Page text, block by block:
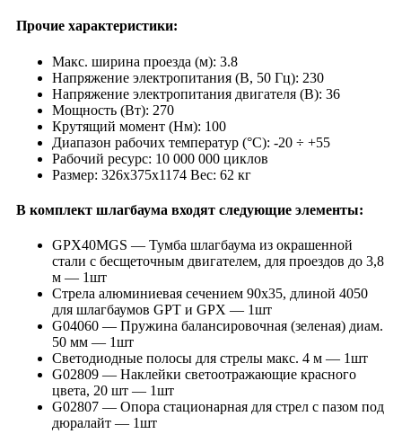
Прочие характеристики:
Макс. ширина проезда (м): 3.8
Напряжение электропитания (В, 50 Гц): 230
Напряжение электропитания двигателя (В): 36
Мощность (Вт): 270
Крутящий момент (Нм): 100
Диапазон рабочих температур (°C): -20 ÷ +55
Рабочий ресурс: 10 000 000 циклов
Размер: 326х375х1174 Вес: 62 кг
В комплект шлагбаума входят следующие элементы:
GPX40MGS — Тумба шлагбаума из окрашенной
стали с бесщеточным двигателем, для проездов до 3,8
м — 1шт
Стрела алюминиевая сечением 90х35, длиной 4050
для шлагбаумов GPT и GPX — 1шт
G04060 — Пружина балансировочная (зеленая) диам.
50 мм — 1шт
Светодиодные полосы для стрелы макс. 4 м — 1шт
G02809 — Наклейки светоотражающие красного
цвета, 20 шт — 1шт
G02807 — Опора стационарная для стрел с пазом под
дюралайт — 1шт